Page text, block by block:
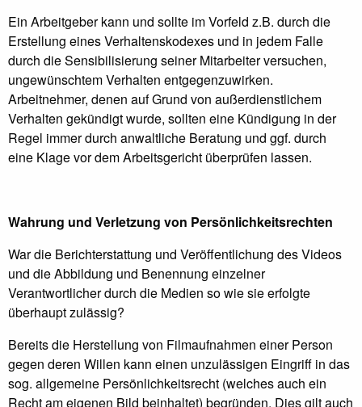
Ein Arbeitgeber kann und sollte im Vorfeld z.B. durch die
Erstellung eines Verhaltenskodexes und in jedem Falle
durch die Sensibilisierung seiner Mitarbeiter versuchen,
ungewünschtem Verhalten entgegenzuwirken.
Arbeitnehmer, denen auf Grund von außerdienstlichem
Verhalten gekündigt wurde, sollten eine Kündigung in der
Regel immer durch anwaltliche Beratung und ggf. durch
eine Klage vor dem Arbeitsgericht überprüfen lassen.
Wahrung und Verletzung von Persönlichkeitsrechten
War die Berichterstattung und Veröffentlichung des Videos
und die Abbildung und Benennung einzelner
Verantwortlicher durch die Medien so wie sie erfolgte
überhaupt zulässig?
Bereits die Herstellung von Filmaufnahmen einer Person
gegen deren Willen kann einen unzulässigen Eingriff in das
sog. allgemeine Persönlichkeitsrecht (welches auch ein
Recht am eigenen Bild beinhaltet) begründen. Dies gilt auch